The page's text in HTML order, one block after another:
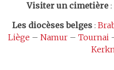
Visiter un cimetière:
Les diocèses belges:
Liège – Namur– Tournai